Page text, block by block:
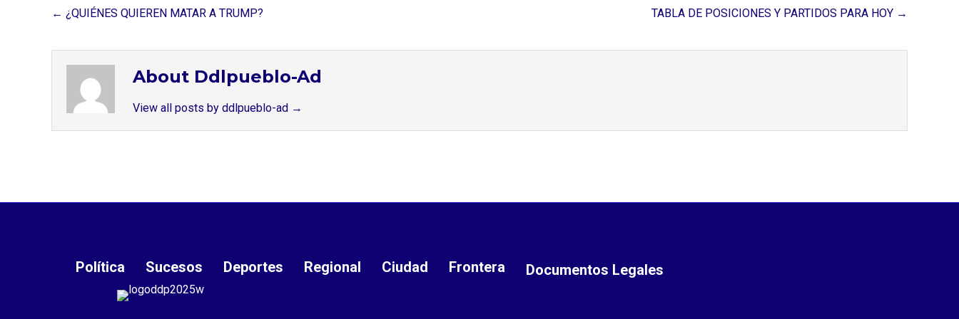
← ¿QUIÉNES QUIEREN MATAR A TRUMP? TABLA DE POSICIONES Y PARTIDOS PARA HOY →
About Ddlpueblo-Ad
View all posts by ddlpueblo-ad →
Política Sucesos Deportes Regional Ciudad Frontera Documentos Legales